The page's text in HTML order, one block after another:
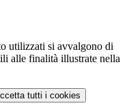
utilizzati si avvalgono di
alle finalità illustrate nella
tutti i cookies